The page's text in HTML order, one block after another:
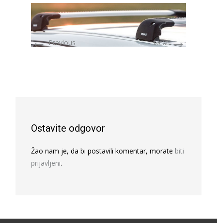
←Previous Next→
Ostavite odgovor
Žao nam je, da bi postavili komentar, morate biti
prijavljeni.